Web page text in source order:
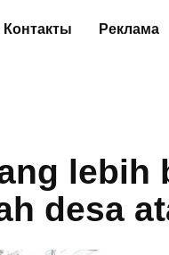
Контакты Реклама
lebih
desa